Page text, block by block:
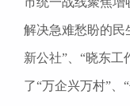
解决急难愁盼的民
新公社”、“晓东工
了“万企兴万村”、